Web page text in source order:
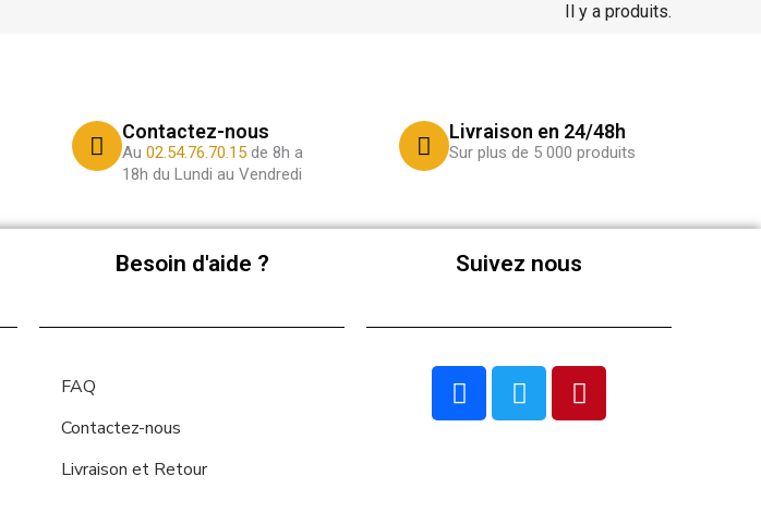
Il y a produits.
Contactez-nous
Au 02.54.76.70.15 de 8h a
18h du Lundi au Vendredi
Livraison en 24/48h
Sur plus de 5 000 produits
Besoin d'aide ?
FAQ
Contactez-nous
Livraison et Retour
Suivez nous